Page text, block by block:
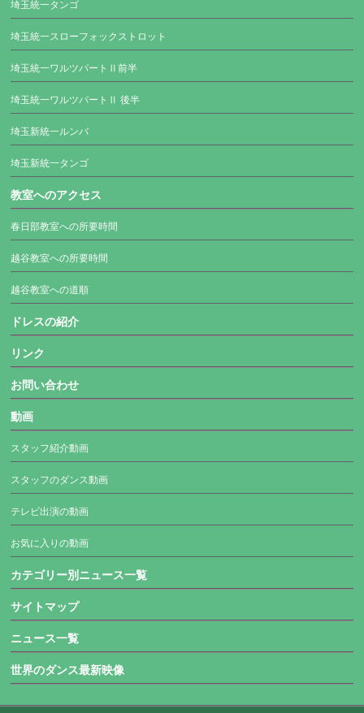
埼玉統一タンゴ
埼玉統一スローフォックストロット
埼玉統一ワルツパートⅡ前半
埼玉統一ワルツパートⅡ 後半
埼玉新統一ルンバ
埼玉新統一タンゴ
教室へのアクセス
春日部教室への所要時間
越谷教室への所要時間
越谷教室への道順
ドレスの紹介
リンク
お問い合わせ
動画
スタッフ紹介動画
スタッフのダンス動画
テレビ出演の動画
お気に入りの動画
カテゴリー別ニュース一覧
サイトマップ
ニュース一覧
世界のダンス最新映像